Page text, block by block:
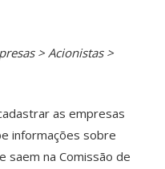
> Acionistas >
as empresas
informações sobre
saem na Comissão de